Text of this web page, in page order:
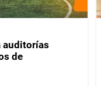
auditorías
de